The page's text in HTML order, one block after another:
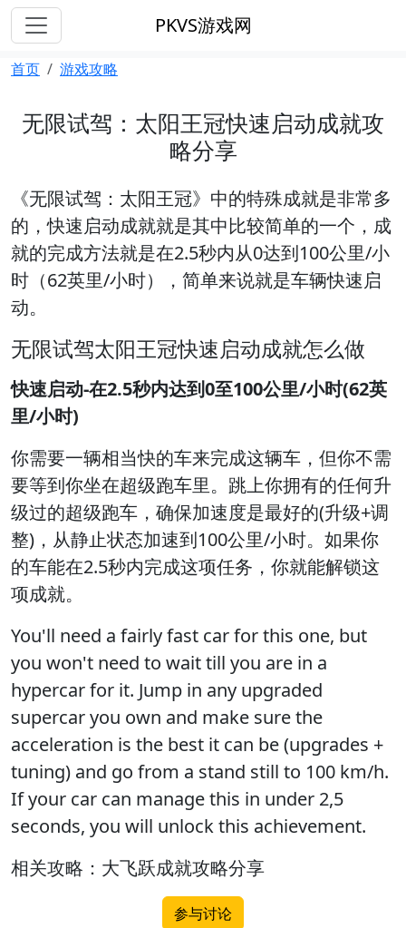
PKVS游戏网
首页 游戏攻略
无限试驾：太阳王冠快速启动成就攻
略分享
《无限试驾：太阳王冠》中的特殊成就是非常多
的，快速启动成就就是其中比较简单的一个，成
就的完成方法就是在2.5秒内从0达到100公里/小
时（62英里/小时），简单来说就是车辆快速启
动。
无限试驾太阳王冠快速启动成就怎么做
快速启动-在2.5秒内达到0至100公里/小时(62英
里/小时)
你需要一辆相当快的车来完成这辆车，但你不需
要等到你坐在超级跑车里。跳上你拥有的任何升
级过的超级跑车，确保加速度是最好的(升级+调
整)，从静止状态加速到100公里/小时。如果你
的车能在2.5秒内完成这项任务，你就能解锁这
项成就。
You'll need a fairly fast car for this one, but
you won't need to wait till you are in a
hypercar for it. Jump in any upgraded
supercar you own and make sure the
acceleration is the best it can be (upgrades +
tuning) and go from a stand still to 100 km/h.
If your car can manage this in under 2,5
seconds, you will unlock this achievement.
相关攻略：大飞跃成就攻略分享
参与讨论